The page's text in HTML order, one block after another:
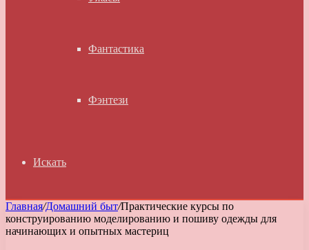
Фантастика
Фэнтези
Искать
Главная/Домашний быт/Практические курсы по
конструированию моделированию и пошиву одежды для
начинающих и опытных мастериц